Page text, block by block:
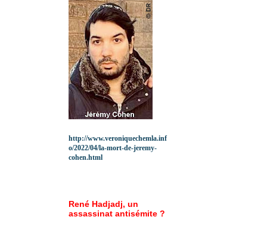
http://www.veroniquechemla.inf
o/2022/04/la-mort-de-jeremy-
cohen.html
René Hadjadj, un
assassinat antisémite ?